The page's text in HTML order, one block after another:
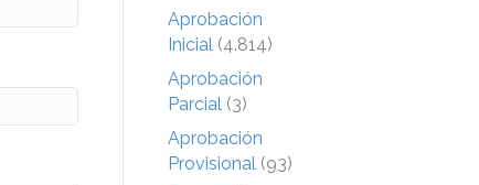
Aprobación
Inicial (4.814)
Aprobación
Parcial (3)
Aprobación
Provisional (93)